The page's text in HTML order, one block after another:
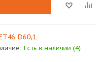
D60,1
Есть в наличии (4)